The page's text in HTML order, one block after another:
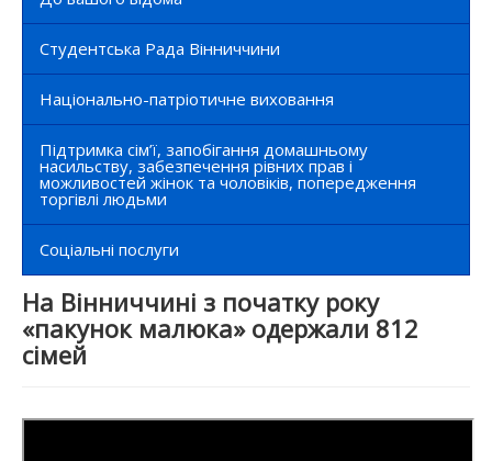
Студентська Рада Вінниччини
Національно-патріотичне виховання
Підтримка сім’ї, запобігання домашньому
насильству, забезпечення рівних прав і
можливостей жінок та чоловіків, попередження
торгівлі людьми
Соціальні послуги
На Вінниччині з початку року
«пакунок малюка» одержали 812
сімей